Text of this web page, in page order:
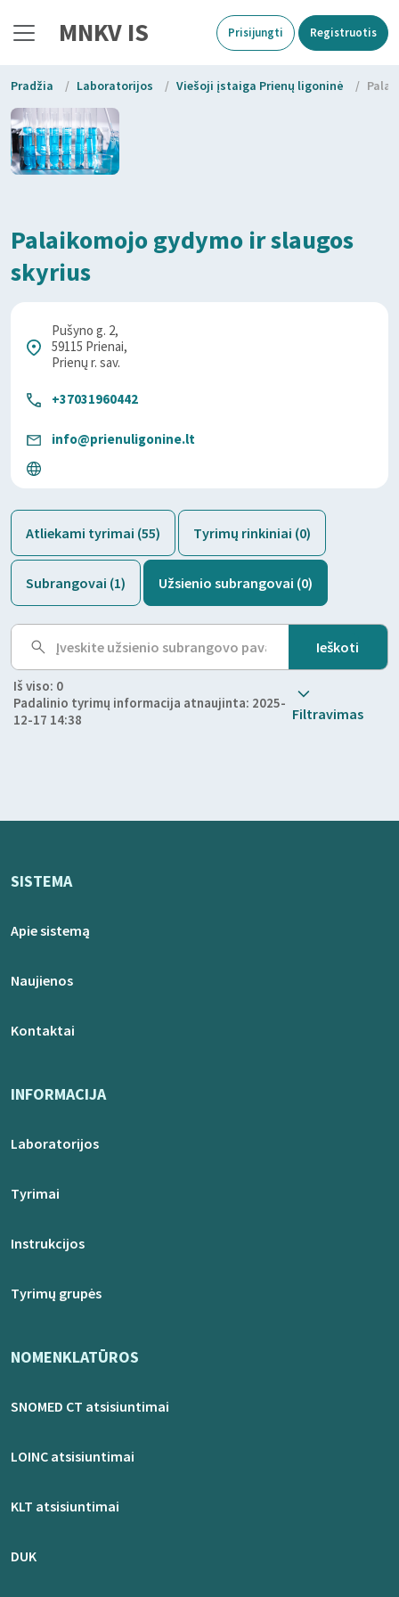
MNKV IS Prisijungti Registruotis
Pradžia / Laboratorijos / Viešoji įstaiga Prienų ligoninė /
Palaikomojo gydymo ir slaugos
skyrius
Pušyno g. 2,
59115 Prienai,
Prienų r. sav.
+37031960442
info@prienuligonine.lt
Atliekami tyrimai (55) Tyrimų rinkiniai (0)
Subrangovai (1) Užsienio subrangovai (0)
Iš viso: 0
Padalinio tyrimų informacija atnaujinta: 2025-
12-17 14:38
Filtravimas
SISTEMA
Apie sistemą
Naujienos
Kontaktai
INFORMACIJA
Laboratorijos
Tyrimai
Instrukcijos
Tyrimų grupės
NOMENKLATŪROS
SNOMED CT atsisiuntimai
LOINC atsisiuntimai
KLT atsisiuntimai
DUK